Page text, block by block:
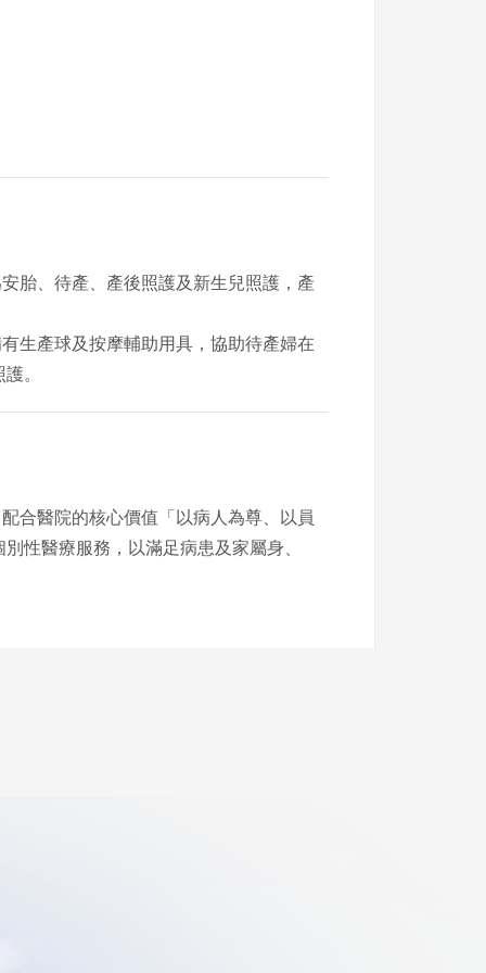
胎、待產、產後照護及新生兒照護，產
產球及按摩輔助用具，協助待產婦在
。
醫院的核心價值「以病人為尊、以員
性醫療服務，以滿足病患及家屬身、